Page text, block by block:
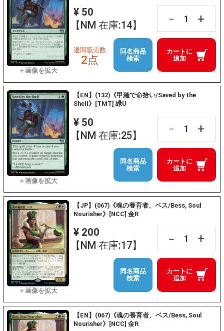
¥ 50
【NM 在庫:14】
－ +
カートに
追加
週間販売数
2点
同名商品
検索
【EN】(132)《甲羅で命拾い/Saved by the
Shell》[TMT] 緑U
¥ 50
【NM 在庫:25】
－ +
カートに
追加
同名商品
検索
【JP】(067)《魂の養育者、ベス/Bess, Soul
Nourisher》[NCC] 金R
¥ 200
【NM 在庫:17】
－ +
カートに
追加
同名商品
検索
【EN】(067)《魂の養育者、ベス/Bess, Soul
Nourisher》[NCC] 金R